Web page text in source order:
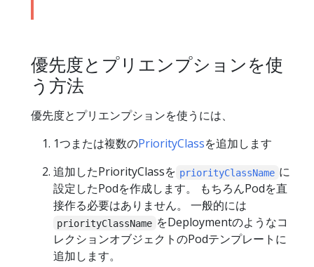
優先度とプリエンプションを使
う方法
優先度とプリエンプションを使うには、
1つまたは複数のPriorityClassを追加します
追加したPriorityClassを priorityClassName に
設定したPodを作成します。 もちろんPodを直
接作る必要はありません。 一般的には
priorityClassName をDeploymentのようなコ
レクションオブジェクトのPodテンプレートに
追加します。